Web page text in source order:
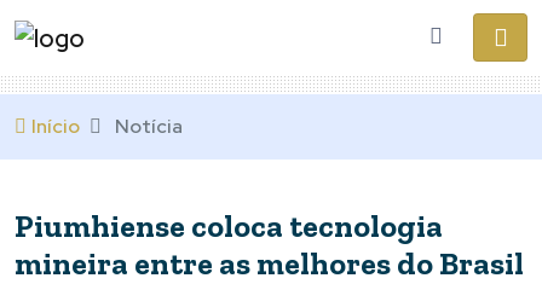
Início Notícia
Piumhiense coloca tecnologia
mineira entre as melhores do Brasil